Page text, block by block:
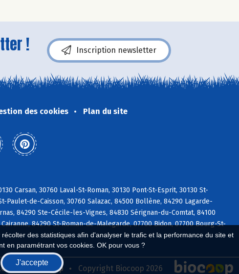
des statistiques afin d'analyser le trafic et la performance du site et
en paramétrant vos cookies. OK pour vous ?
J'accepte
! Inscription newsletter
des cookies Plan du site
Carsan, 30760 Laval-St-Roman, 30130 Pont-St-Esprit, 30130 St-
de-Caisson, 30760 Salazac, 84500 Bollène, 84290 Lagarde-
84290 Ste-Cécile-les-Vignes, 84830 Sérignan-du-Comtat, 84100
84290 St-Roman-de-Malegarde, 07700 Bidon, 07700 Bourg-St-
réseau Biocoop Copyright Biocoop 2026